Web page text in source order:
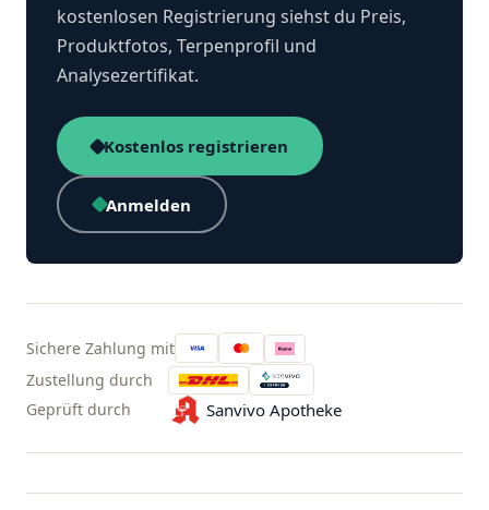
kostenlosen Registrierung siehst du Preis,
Produktfotos, Terpenprofil und
Analysezertifikat.
Kostenlos registrieren
Anmelden
Sichere Zahlung mit
Zustellung durch
Geprüft durch
Sanvivo Apotheke